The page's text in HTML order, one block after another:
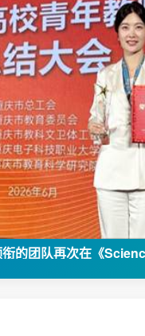
的团队再次在《